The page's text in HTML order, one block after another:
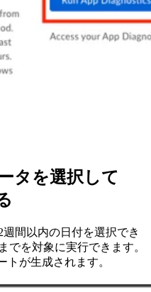
タを選択して
間以内の日付を選択でき
でを対象に実行できます。
トが生成されます。